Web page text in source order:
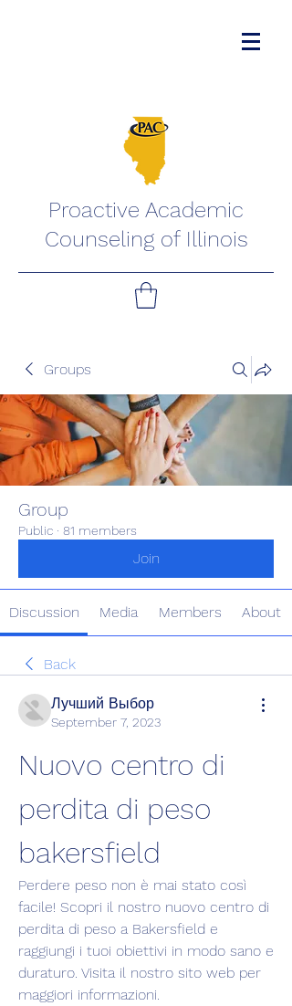
Proactive Academic
Counseling of Illinois
Groups
Group
Public · 81 members
Join
Discussion Media Members About
Back
Лучший Выбор
September 7, 2023
Nuovo centro di
perdita di peso
bakersfield
Perdere peso non è mai stato così
facile! Scopri il nostro nuovo centro di
perdita di peso a Bakersfield e
raggiungi i tuoi obiettivi in modo sano e
duraturo. Visita il nostro sito web per
maggiori informazioni.